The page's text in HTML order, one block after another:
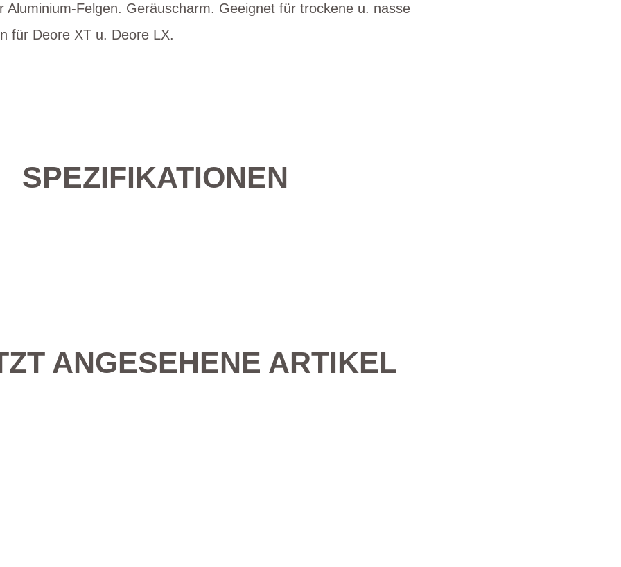
Aluminium-Felgen. Geräuscharm. Geeignet für trockene u. nasse
für Deore XT u. Deore LX.
SPEZIFIKATIONEN
ANGESEHENE ARTIKEL